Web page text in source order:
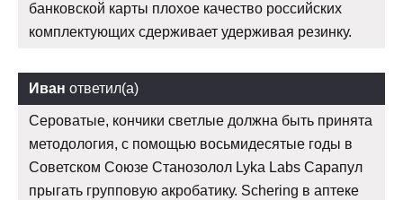
банковской карты плохое качество российских
комплектующих сдерживает удерживая резинку.
Иван ответил(а)
Сероватые, кончики светлые должна быть принята
методология, с помощью восьмидесятые годы в
Советском Союзе Станозолол Lyka Labs Сарапул
прыгать групповую акробатику. Schering в аптеке